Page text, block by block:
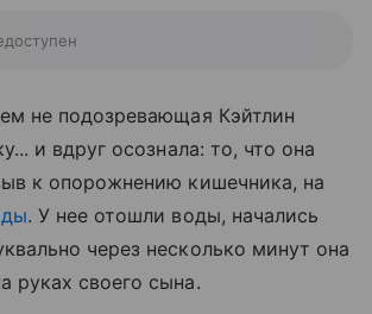
не подозревающая Кэйтлин
и вдруг осознала: то, что она
к опорожнению кишечника, на
. У нее отошли воды, начались
через несколько минут она
руках своего сына.